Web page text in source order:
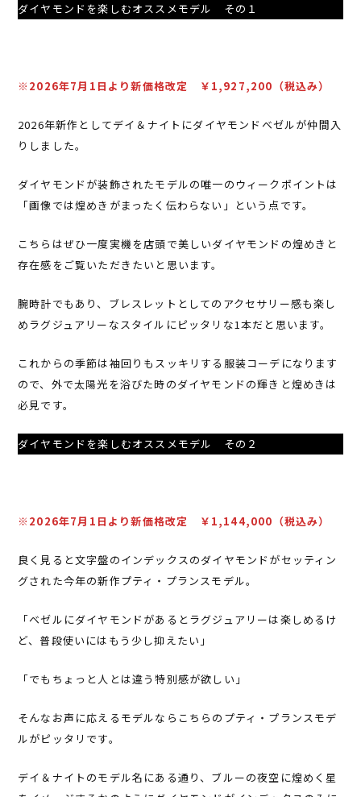
ダイヤモンドを楽しむオススメモデル その１
※2026年7月1日より新価格改定 ￥1,927,200（税込み）
2026年新作としてデイ＆ナイトにダイヤモンドベゼルが仲間入
りしました。
ダイヤモンドが装飾されたモデルの唯一のウィークポイントは
「画像では煌めきがまったく伝わらない」という点です。
こちらはぜひ一度実機を店頭で美しいダイヤモンドの煌めきと
存在感をご覧いただきたいと思います。
腕時計でもあり、ブレスレットとしてのアクセサリー感も楽し
めラグジュアリーなスタイルにピッタリな1本だと思います。
これからの季節は袖回りもスッキリする服装コーデになります
ので、外で太陽光を浴びた時のダイヤモンドの輝きと煌めきは
必見です。
ダイヤモンドを楽しむオススメモデル その２
※2026年7月1日より新価格改定 ￥1,144,000（税込み）
良く見ると文字盤のインデックスのダイヤモンドがセッティン
グされた今年の新作プティ・プランスモデル。
「ベゼルにダイヤモンドがあるとラグジュアリーは楽しめるけ
ど、普段使いにはもう少し抑えたい」
「でもちょっと人とは違う特別感が欲しい」
そんなお声に応えるモデルならこちらのプティ・プランスモデ
ルがピッタリです。
デイ＆ナイトのモデル名にある通り、ブルーの夜空に煌めく星